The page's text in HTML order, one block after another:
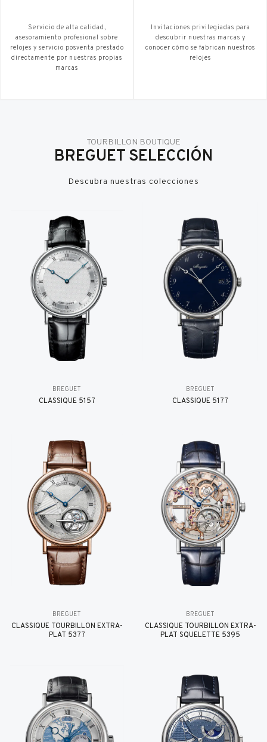
Servicio de alta calidad,
asesoramiento profesional sobre
relojes y servicio posventa prestado
directamente por nuestras propias
marcas
Invitaciones privilegiadas para
descubrir nuestras marcas y
conocer cómo se fabrican nuestros
relojes
TOURBILLON BOUTIQUE
BREGUET SELECCIÓN
Descubra nuestras colecciones
BREGUET
CLASSIQUE 5157
BREGUET
CLASSIQUE 5177
BREGUET
CLASSIQUE TOURBILLON EXTRA-
PLAT 5377
BREGUET
CLASSIQUE TOURBILLON EXTRA-
PLAT SQUELETTE 5395